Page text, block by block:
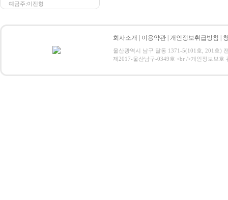
예금주:이진형
회사소개 이용약관 개인정보취급방침
울산광역시 남구 달동 1371-5(101호, 201호)
제2017-울산남구-0349호 <br />개인정보보호